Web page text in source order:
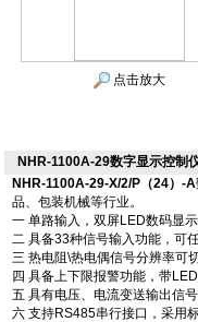
点击放大
NHR-1100A-29数字显示控制
NHR-1100A-29-X/2/P（24）-A
品、包装机械等行业。
一 单路输入，双屏LED数码显
二 具备33种信号输入功能，可
三 热电阻\热电偶信号分辨率
四 具备上下限报警功能，带
五 具有电压、电流变送输出信
六 支持RS485串行接口，采用